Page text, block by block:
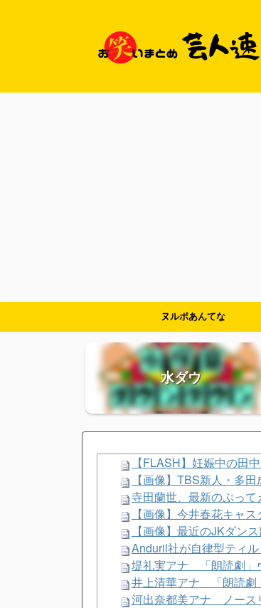
ヌルポあんてな
水ダウ
【FLASH】妊娠中の田
【画像】TBS新人・多
寺田蘭世、最新のぶって
【画像】今井春花キャ
【画像】最近のJKダン
Anduril社が自律型ティ
堤礼実アナ 「朗読劇」
井上清華アナ 「朗読劇
河出奈都美アナ ノース